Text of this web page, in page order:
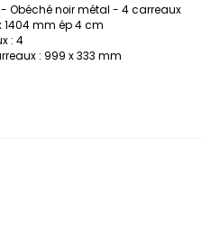
- Obéché noir métal - 4 carreaux
1404 mm ép 4 cm
: 4
: 999 x 333 mm